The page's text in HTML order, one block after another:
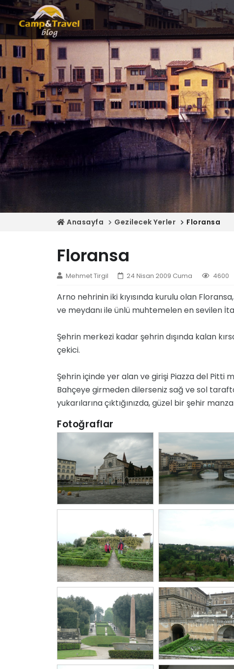
Anasayfa Gezilecek Yerler Floransa
Floransa
Mehmet Tirgil 24 Nisan 2009 Cuma 4600
Arno nehrinin iki kıyısında kurulu olan
ve meydanı ile ünlü muhtemelen en sevilen
Şehrin merkezi kadar şehrin dışında kalan
çekici.
Şehrin içinde yer alan ve girişi Piazza del Pitti
Bahçeye girmeden dilerseniz sağ ve sol
yukarılarına çıktığınızda, güzel bir şehir
Fotoğraflar